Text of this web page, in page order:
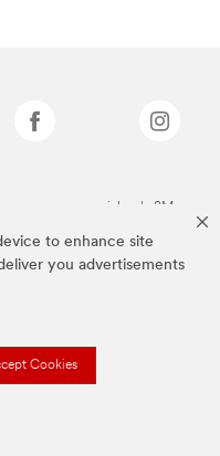
to enhance site
you advertisements
Cookies
marcas comerciales de 3M.